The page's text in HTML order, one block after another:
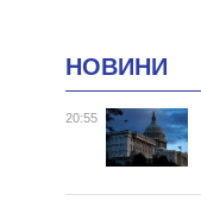
НОВИНИ
20:55